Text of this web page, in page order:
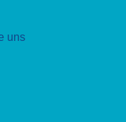
uns